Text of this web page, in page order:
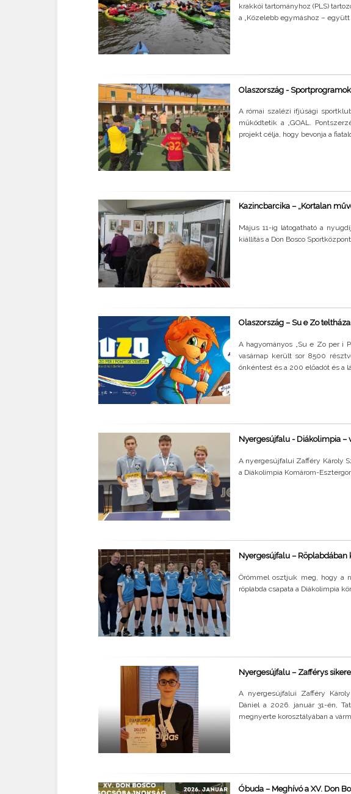
krakkói tartományhoz (PLS)
a „Közelebb egymáshoz – együtt
Olaszország -
A római szalézi ifjúsági
működtetik a „GOAL.
projekt célja, hogy bevonja a
Kazincbarcika – „Kortalan
Május 11-ig látogatható a
kiállítás a Don Bosco
Olaszország – Su e Zo
A hagyományos „Su e Zo per i
vasárnap került sor 8500
önkéntest és a 200 előadót és a
Nyergesújfalu - Diákolimpia –
A nyergesújfalui Zafféry Károly
a Diákolimpia Komárom-
Nyergesújfalu – Röplabdában
Örömmel osztjuk meg, hogy a
röplabda csapata a Diákolimpia
Nyergesújfalu – Zafférys
A nyergesújfalui Zafféry
Dániel a 2026. január 31-én,
megnyerte korosztályában a
Óbuda – Meghívó a XV. Don